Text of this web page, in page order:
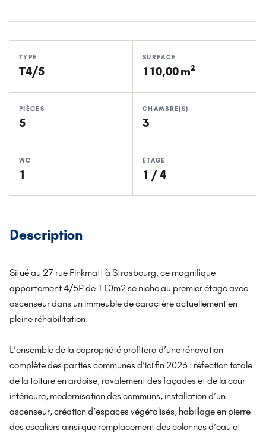
TYPE
T4/5
SURFACE
110,00 m²
PIÈCES
5
CHAMBRE(S)
3
WC
1
ÉTAGE
1 / 4
Description
Situé au 27 rue Finkmatt à Strasbourg, ce magnifique
appartement 4/5P de 110m2 se niche au premier étage avec
ascenseur dans un immeuble de caractère actuellement en
pleine réhabilitation.
L’ensemble de la copropriété profitera d’une rénovation
complète des parties communes d’ici fin 2026 : réfection totale
de la toiture en ardoise, ravalement des façades et de la cour
intérieure, modernisation des communs, installation d’un
ascenseur, création d’espaces végétalisés, habillage en pierre
des escaliers ainsi que remplacement des colonnes d’eau et